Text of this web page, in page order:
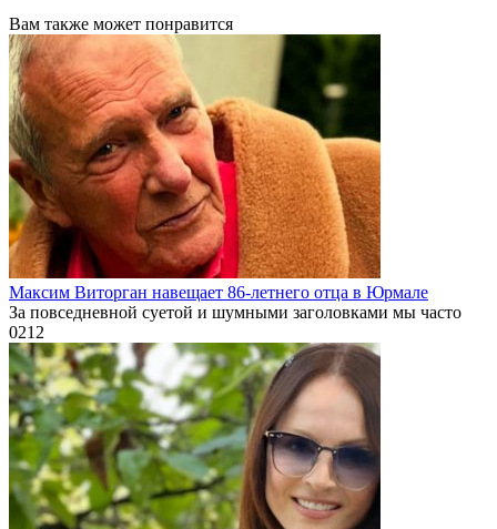
Вам также может понравится
Максим Виторган навещает 86-летнего отца в Юрмале
За повседневной суетой и шумными заголовками мы часто
0212